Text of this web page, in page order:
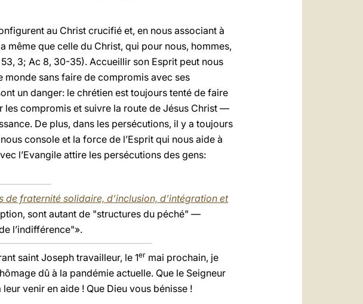
au Christ crucifié et, en nous associant à
même que celle du Christ, qui pour nous, hommes,
3; Ac 8, 30-35). Accueillir son Esprit peut nous
monde sans faire de compromis avec ses
un danger: le chrétien est toujours tenté de faire
compromis et suivre la route de Jésus Christ —
De plus, dans les persécutions, il y a toujours
console et la force de l’Esprit qui nous aide à
l’Evangile attire les persécutions des gens:
fraternité solidaire, d’inclusion, d’intégration et
sont autant de "structures du péché" —
l’indifférence"».
saint Joseph travailleur, le 1er mai prochain, je
dû à la pandémie actuelle. Que le Seigneur
venir en aide ! Que Dieu vous bénisse !